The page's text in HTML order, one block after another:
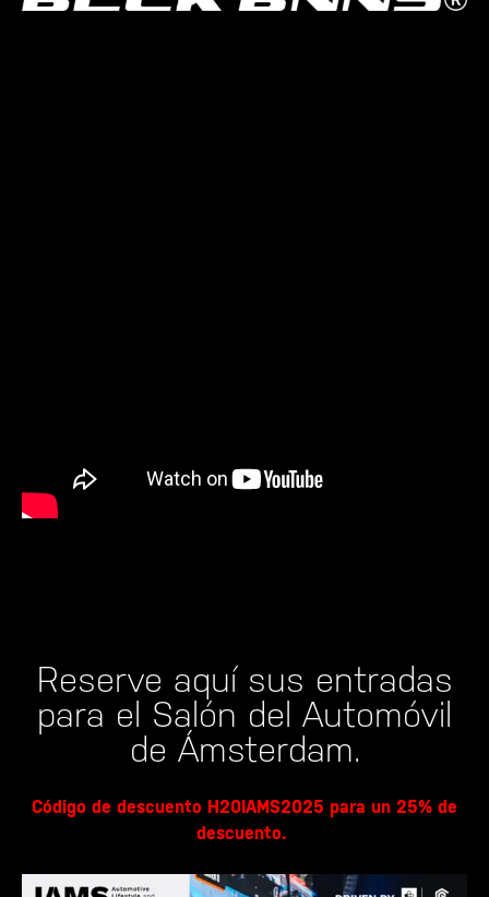
Reserve aquí sus entradas
para el Salón del Automóvil
de Ámsterdam.
Código de descuento H20IAMS2025 para un 25% de
descuento.